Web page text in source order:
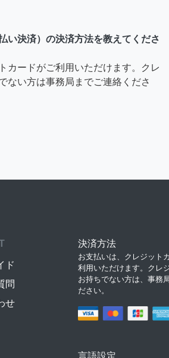
い決済）の決済方法を教えてくださ
カードがご利用いただけます。クレ
ない方は事務局までご連絡くださ
ド
問
せ
決済方法
お支払いは、クレジット
利用いただけます。クレ
お持ちでない方は、事務
ださい。
言語設定